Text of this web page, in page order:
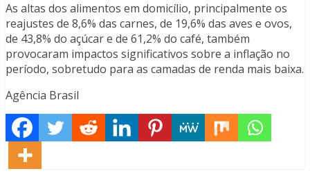
As altas dos alimentos em domicílio, principalmente os
reajustes de 8,6% das carnes, de 19,6% das aves e ovos,
de 43,8% do açúcar e de 61,2% do café, também
provocaram impactos significativos sobre a inflação no
período, sobretudo para as camadas de renda mais baixa.
Agência Brasil